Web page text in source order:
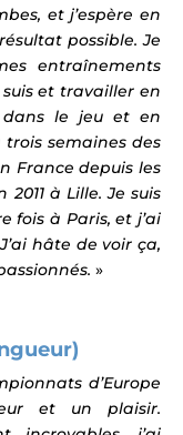
et j’espère en
possible. Je
entraînements
suis et travailler en
dans le jeu et en
semaines des
France depuis les
à Lille. Je suis
fois à Paris, et j’ai
hâte de voir ça,
»
d’Europe
et un plaisir.